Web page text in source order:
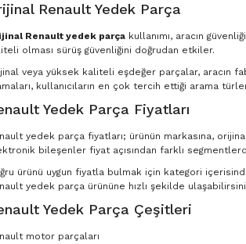
Renault Yedek Parça
Renault yedek parça kullanımı, aracın
olması sürüş güvenliğini doğrudan etkiler.
veya yüksek kaliteli eşdeğer parçalar, aracın
kullanıcıların en çok tercih ettiği arama
Yedek Parça Fiyatları
yedek parça fiyatları; ürünün markasına,
bileşenler fiyat açısından farklı
ürünü uygun fiyatla bulmak için kategori
yedek parça ürününe hızlı şekilde
Yedek Parça Çeşitleri
motor parçaları